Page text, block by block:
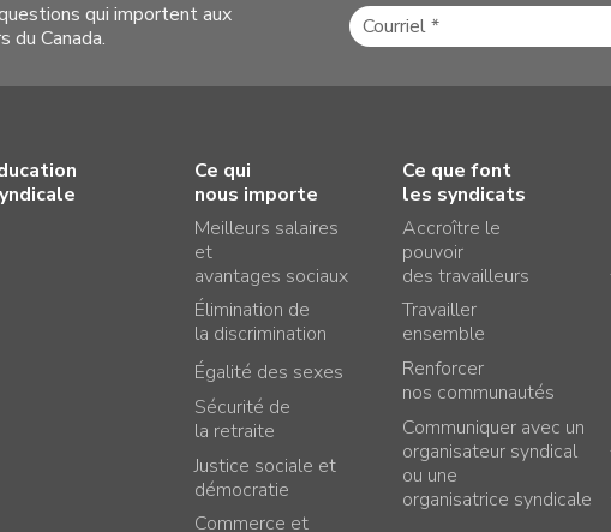
qui importent aux
du Canada.
Ce qui
nous importe
Meilleurs salaires
et
avantages sociaux
Élimination de
la discrimination
Égalité des sexes
Sécurité de
la retraite
Justice sociale et
démocratie
Commerce et
Ce que font
les syndicats
Accroître le
pouvoir
des travailleurs
Travailler
ensemble
Renforcer
nos communautés
Communiquer avec un
organisateur syndical
ou une
organisatrice syndicale